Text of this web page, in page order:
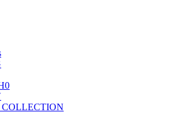
COLLECTION